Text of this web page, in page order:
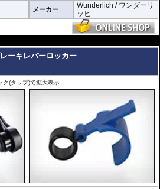
メーカー
Wunderlich / ワンダーリ
ッヒ
ーキレバーロッカー
ク(タップ)で拡大表示